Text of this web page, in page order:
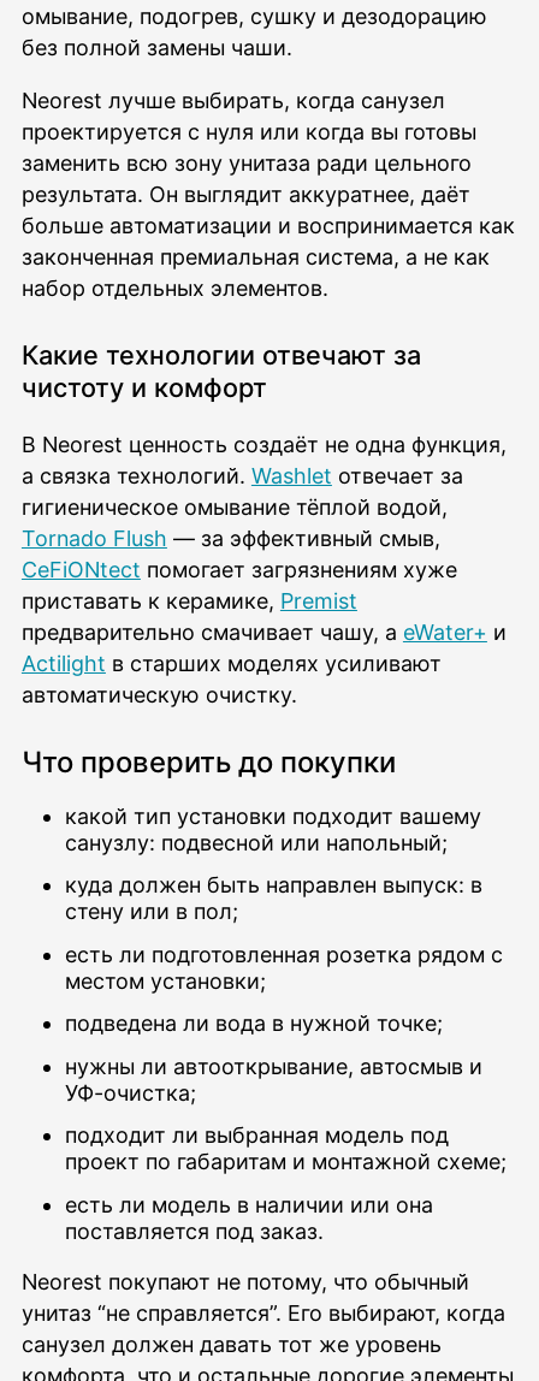
омывание, подогрев, сушку и дезодорацию
без полной замены чаши.
Neorest лучше выбирать, когда санузел
проектируется с нуля или когда вы готовы
заменить всю зону унитаза ради цельного
результата. Он выглядит аккуратнее, даёт
больше автоматизации и воспринимается как
законченная премиальная система, а не как
набор отдельных элементов.
Какие технологии отвечают за
чистоту и комфорт
В Neorest ценность создаёт не одна функция,
а связка технологий. Washlet отвечает за
гигиеническое омывание тёплой водой,
Tornado Flush — за эффективный смыв,
CeFiONtect помогает загрязнениям хуже
приставать к керамике, Premist
предварительно смачивает чашу, а eWater+ и
Actilight в старших моделях усиливают
автоматическую очистку.
Что проверить до покупки
какой тип установки подходит вашему
санузлу: подвесной или напольный;
куда должен быть направлен выпуск: в
стену или в пол;
есть ли подготовленная розетка рядом с
местом установки;
подведена ли вода в нужной точке;
нужны ли автооткрывание, автосмыв и
УФ-очистка;
подходит ли выбранная модель под
проект по габаритам и монтажной схеме;
есть ли модель в наличии или она
поставляется под заказ.
Neorest покупают не потому, что обычный
унитаз “не справляется”. Его выбирают, когда
санузел должен давать тот же уровень
комфорта, что и остальные дорогие элементы